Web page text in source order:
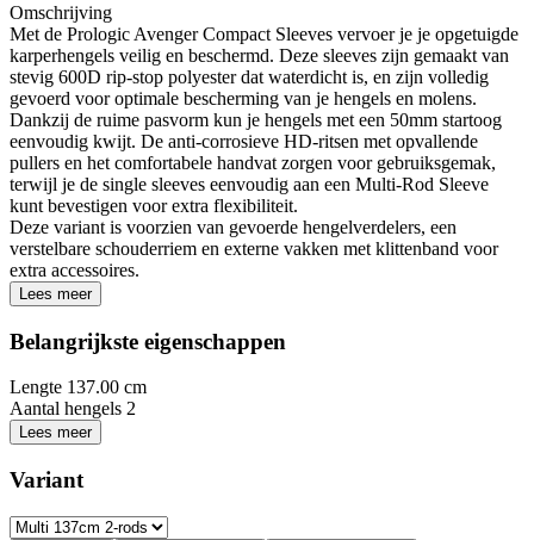
Omschrijving
Met de Prologic Avenger Compact Sleeves vervoer je je opgetuigde
karperhengels veilig en beschermd. Deze sleeves zijn gemaakt van
stevig 600D rip-stop polyester dat waterdicht is, en zijn volledig
gevoerd voor optimale bescherming van je hengels en molens.
Dankzij de ruime pasvorm kun je hengels met een 50mm startoog
eenvoudig kwijt. De anti-corrosieve HD-ritsen met opvallende
pullers en het comfortabele handvat zorgen voor gebruiksgemak,
terwijl je de single sleeves eenvoudig aan een Multi-Rod Sleeve
kunt bevestigen voor extra flexibiliteit.
Deze variant is voorzien van gevoerde hengelverdelers, een
verstelbare schouderriem en externe vakken met klittenband voor
extra accessoires.
Lees meer
Belangrijkste eigenschappen
Lengte 137.00 cm
Aantal hengels 2
Lees meer
Variant